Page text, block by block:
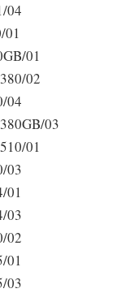
04
01
01
02
04
03
01
03
01
03
02
01
03